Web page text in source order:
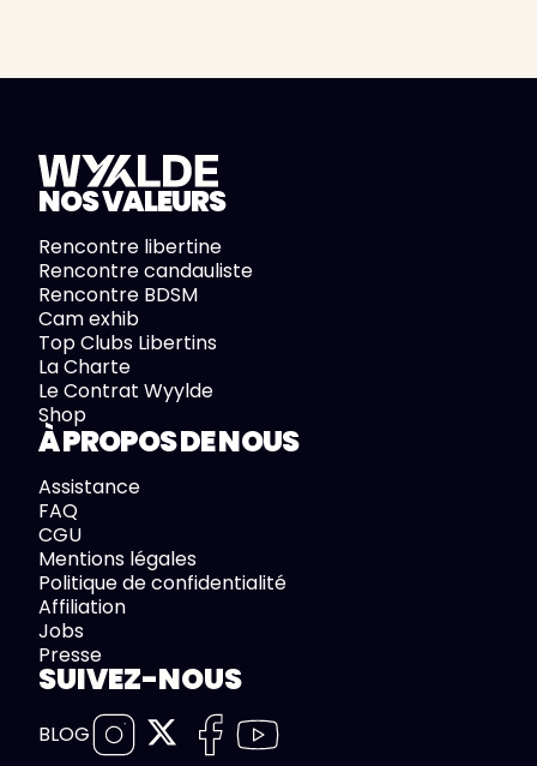
NOS VALEURS
Rencontre libertine
Rencontre candauliste
Rencontre BDSM
Cam exhib
Top Clubs Libertins
La Charte
Le Contrat Wyylde
Shop
À PROPOS DE NOUS
Assistance
FAQ
CGU
Mentions légales
Politique de confidentialité
Affiliation
Jobs
Presse
SUIVEZ-NOUS
BLOG